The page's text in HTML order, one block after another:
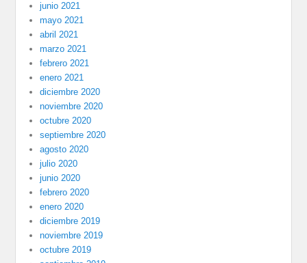
junio 2021
mayo 2021
abril 2021
marzo 2021
febrero 2021
enero 2021
diciembre 2020
noviembre 2020
octubre 2020
septiembre 2020
agosto 2020
julio 2020
junio 2020
febrero 2020
enero 2020
diciembre 2019
noviembre 2019
octubre 2019